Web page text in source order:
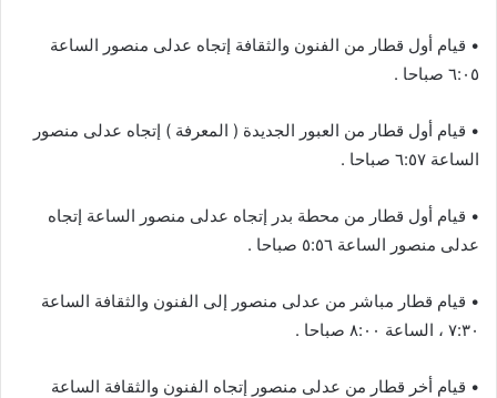
• قيام أول قطار من الفنون والثقافة إتجاه عدلى منصور الساعة
٦:٠٥ صباحا .
• قيام أول قطار من العبور الجديدة ( المعرفة ) إتجاه عدلى منصور
الساعة ٦:٥٧ صباحا .
• قيام أول قطار من محطة بدر إتجاه عدلى منصور الساعة إتجاه
عدلى منصور الساعة ٥:٥٦ صباحا .
• قيام قطار مباشر من عدلى منصور إلى الفنون والثقافة الساعة
٧:٣٠ ، الساعة ٨:٠٠ صباحا .
• قيام أخر قطار من عدلى منصور إتجاه الفنون والثقافة الساعة